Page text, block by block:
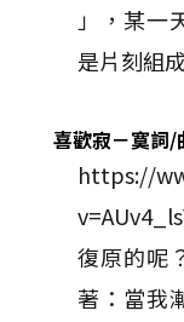
」，某一
是片刻組
喜歡寂－寞詞/
https://
復原的呢
著：當我